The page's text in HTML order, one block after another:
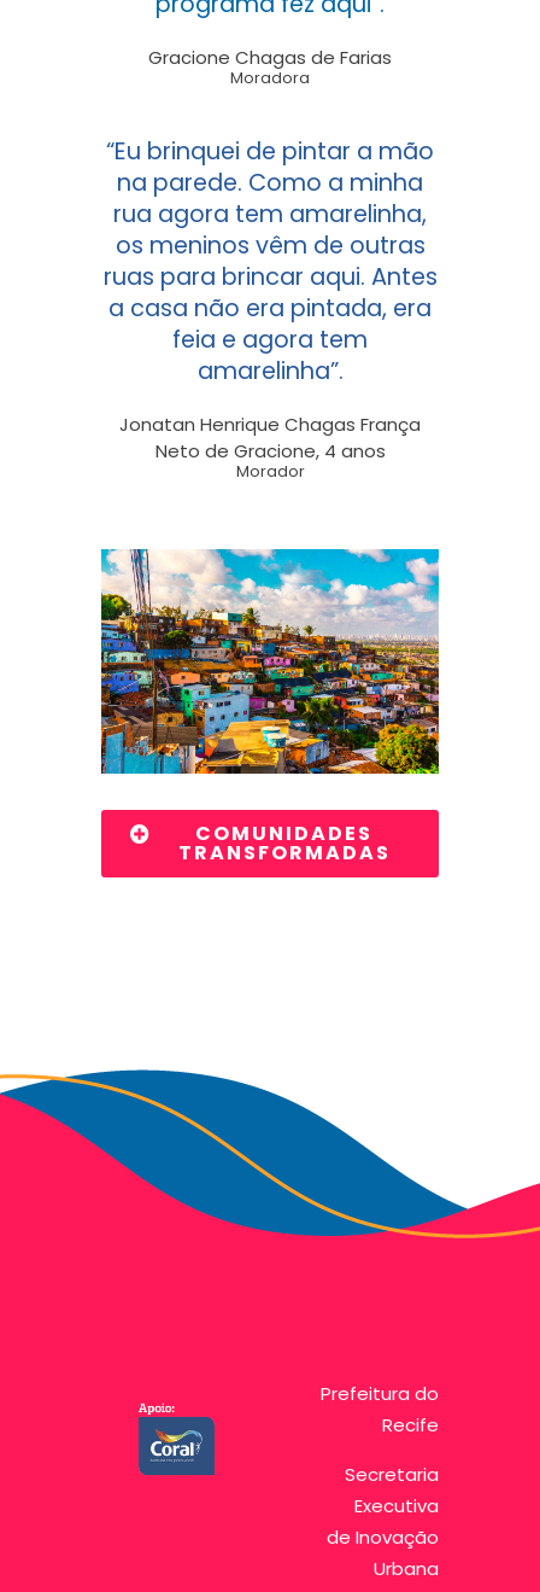
Gracione Chagas de Farias
Moradora
“Eu brinquei de pintar a mão
na parede. Como a minha
rua agora tem amarelinha,
os meninos vêm de outras
ruas para brincar aqui. Antes
a casa não era pintada, era
feia e agora tem
amarelinha”.
Jonatan Henrique Chagas França
Neto de Gracione, 4 anos
Morador
COMUNIDADES
TRANSFORMADAS
Prefeitura do
Recife
Secretaria
Executiva
de Inovação
Urbana